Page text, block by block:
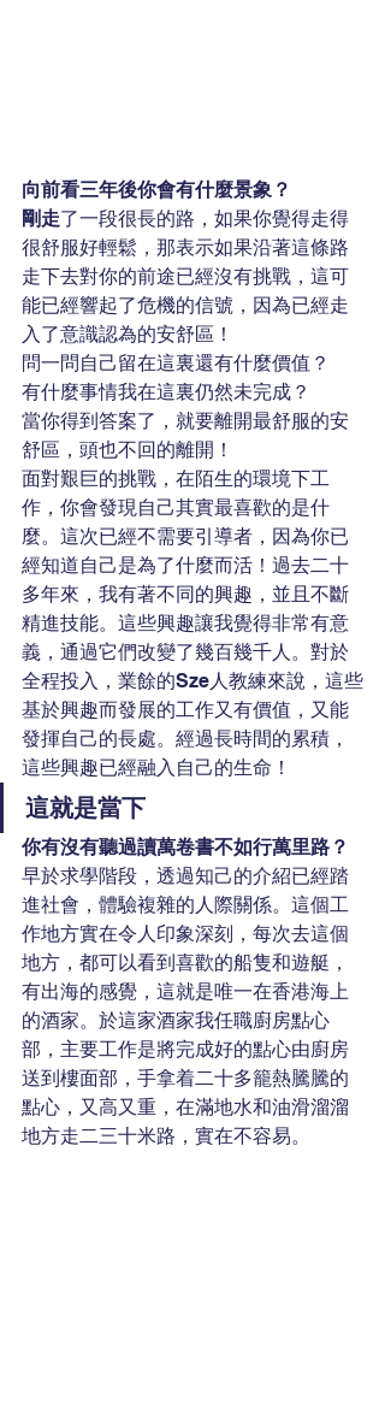
向前看三年後你會有什麼景象？
剛走了一段很長的路，如果你覺得走得
很舒服好輕鬆，那表示如果沿著這條路
走下去對你的前途已經沒有挑戰，這可
能已經響起了危機的信號，因為已經走
入了意識認為的安舒區！
問一問自己留在這裏還有什麼價值？
有什麼事情我在這裏仍然未完成？
當你得到答案了，就要離開最舒服的安
舒區，頭也不回的離開！
面對艱巨的挑戰，在陌生的環境下工
作，你會發現自己其實最喜歡的是什
麼。這次已經不需要引導者，因為你已
經知道自己是為了什麼而活！過去二十
多年來，我有著不同的興趣，並且不斷
精進技能。這些興趣讓我覺得非常有意
義，通過它們改變了幾百幾千人。對於
全程投入，業餘的Sze人教練來說，這些
基於興趣而發展的工作又有價值，又能
發揮自己的長處。經過長時間的累積，
這些興趣已經融入自己的生命！
這就是當下
你有沒有聽過讀萬卷書不如行萬里路？
早於求學階段，透過知己的介紹已經踏
進社會，體驗複雜的人際關係。這個工
作地方實在令人印象深刻，每次去這個
地方，都可以看到喜歡的船隻和遊艇，
有出海的感覺，這就是唯一在香港海上
的酒家。於這家酒家我任職廚房點心
部，主要工作是將完成好的點心由廚房
送到樓面部，手拿着二十多籠熱騰騰的
點心，又高又重，在滿地水和油滑溜溜
地方走二三十米路，實在不容易。